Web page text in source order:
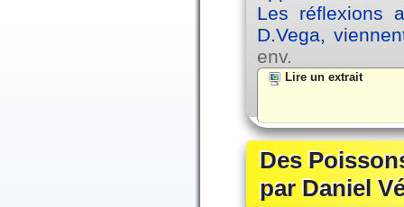
Les réflexions
D.Vega,
env.
Lire un extrait
Des
par Daniel